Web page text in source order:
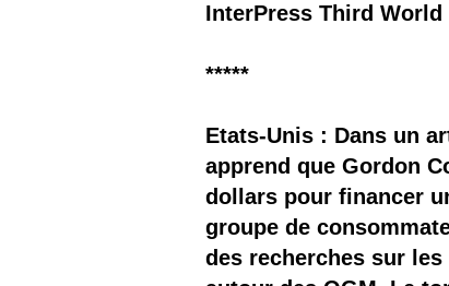
InterPress Third World
*****
Etats-Unis : Dans un
apprend que Gordon
dollars pour financer
groupe de
des recherches sur